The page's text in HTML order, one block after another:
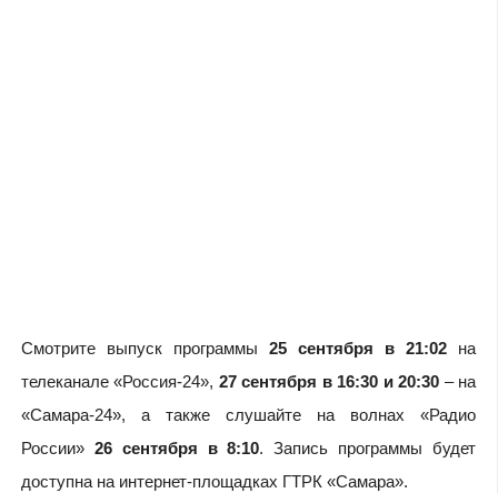
Смотрите выпуск программы 25 сентября в 21:02 на
телеканале «Россия-24», 27 сентября в 16:30 и 20:30 – на
«Самара-24», а также слушайте на волнах «Радио
России» 26 сентября в 8:10. Запись программы будет
доступна на интернет-площадках ГТРК «Самара».